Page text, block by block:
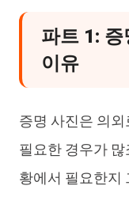
파트 1:
이유
증명 사진은 의
필요한 경우가
황에서 필요한지